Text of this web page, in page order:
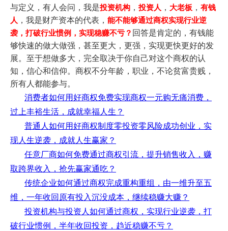
与定义， 有人会问，我是投资机构 ， 投资人 ， 大老板 ， 有钱
人 ，我是财产资本的代表， 能不能够通过商权实现行业逆
袭，打破行业惯例，实现稳赚不亏？ 回答是肯定的，有钱能
够快速的做大做强，甚至更大，更强，实现更快更好的发
展。至于想做多大，完全取决于你自己对这个商权的认
知，信心和信仰。商权不分年龄，职业，不论贫富贵贱，
所有人都能参与。
消费者如何用好商权免费实现商权一元购无痛消费，
过上丰裕生活，成就幸福人生？
普通人如何用好商权制度零投资零风险成功创业，实
现人生逆袭，成就人生赢家？
任意厂商如何免费通过商权引流，提升销售收入，赚
取跨界收入，抢先赢家通吃？
传统企业如何通过商权完成重构重组，由一维升至五
维，一年收回原有投入沉没成本，继续稳赚大赚？
投资机构与投资人如何通过商权，实现行业逆袭，打
破行业惯例，半年收回投资，趋近稳赚不亏？